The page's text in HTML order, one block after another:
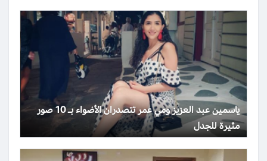
ياسمين عبد العزيز ومي عمر تتصدران الأضواء بـ 10 صور
مثيرة للجدل